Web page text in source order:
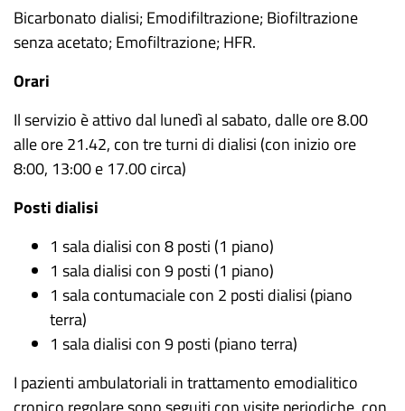
Bicarbonato dialisi; Emodifiltrazione; Biofiltrazione
senza acetato; Emofiltrazione; HFR.
Orari
Il servizio è attivo dal lunedì al sabato, dalle ore 8.00
alle ore 21.42, con tre turni di dialisi (con inizio ore
8:00, 13:00 e 17.00 circa)
Posti dialisi
1 sala dialisi con 8 posti (1 piano)
1 sala dialisi con 9 posti (1 piano)
1 sala contumaciale con 2 posti dialisi (piano
terra)
1 sala dialisi con 9 posti (piano terra)
I pazienti ambulatoriali in trattamento emodialitico